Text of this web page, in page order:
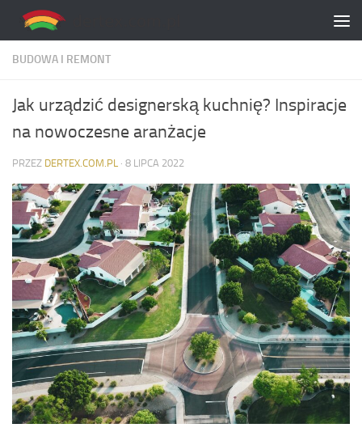
Skip to content
BUDOWA I REMONT
Jak urządzić designerską kuchnię? Inspiracje
na nowoczesne aranżacje
PRZEZ DERTEX.COM.PL · 8 LIPCA 2022